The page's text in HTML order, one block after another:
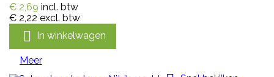
€ 2,69 incl. btw
€ 2,22 excl. btw
 In winkelwagen
Meer